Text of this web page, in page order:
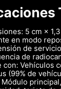
5 cm ×
en modo
de
de
con: Vehículos
(99% de